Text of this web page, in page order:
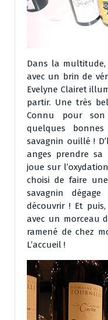
Dans la
avec un brin de
Evelyne Clairet
partir. Une très
Connu pour
quelques
savagnin ouillé !
anges prendre
joue sur
choisi de faire
savagnin
découvrir ! Et
avec un morceau
ramené de chez
L’accueil !